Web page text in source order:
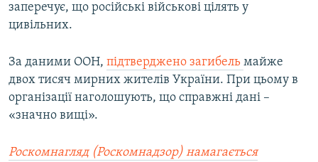
заперечує, що російські військові цілять у
цивільних.
За даними ООН, підтверджено загибель майже
двох тисяч мирних жителів України. При цьому в
організації наголошують, що справжні дані –
«значно вищі».
Роскомнагляд (Роскомнадзор) намагається